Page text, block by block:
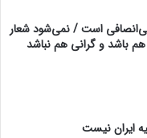
است / نمی‌شود شعار
هم باشد و گرانی هم نباشد
ایران نیست